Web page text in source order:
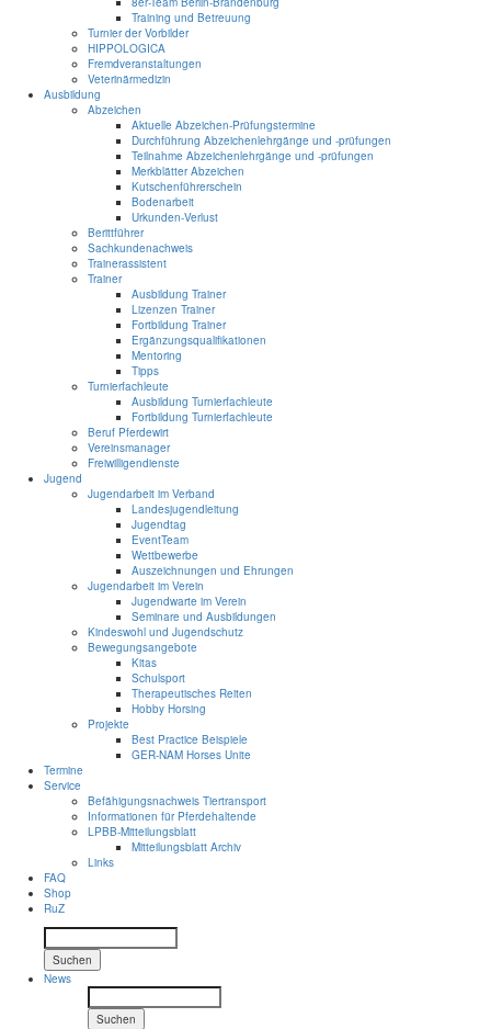
Training und Betreuung
Turnier der Vorbilder
HIPPOLOGICA
Fremdveranstaltungen
Veterinärmedizin
Ausbildung
Abzeichen
Aktuelle Abzeichen-Prüfungstermine
Durchführung Abzeichenlehrgänge und -prüfungen
Teilnahme Abzeichenlehrgänge und -prüfungen
Merkblätter Abzeichen
Kutschenführerschein
Bodenarbeit
Urkunden-Verlust
Berittführer
Sachkundenachweis
Trainerassistent
Trainer
Ausbildung Trainer
Lizenzen Trainer
Fortbildung Trainer
Ergänzungsqualifikationen
Mentoring
Tipps
Turnierfachleute
Ausbildung Turnierfachleute
Fortbildung Turnierfachleute
Beruf Pferdewirt
Vereinsmanager
Freiwilligendienste
Jugend
Jugendarbeit im Verband
Landesjugendleitung
Jugendtag
EventTeam
Wettbewerbe
Auszeichnungen und Ehrungen
Jugendarbeit im Verein
Jugendwarte im Verein
Seminare und Ausbildungen
Kindeswohl und Jugendschutz
Bewegungsangebote
Kitas
Schulsport
Therapeutisches Reiten
Hobby Horsing
Projekte
Best Practice Beispiele
GER-NAM Horses Unite
Termine
Service
Befähigungsnachweis Tiertransport
Informationen für Pferdehaltende
LPBB-Mitteilungsblatt
Mitteilungsblatt Archiv
Links
FAQ
Shop
RuZ
Suchen
News
Suchen